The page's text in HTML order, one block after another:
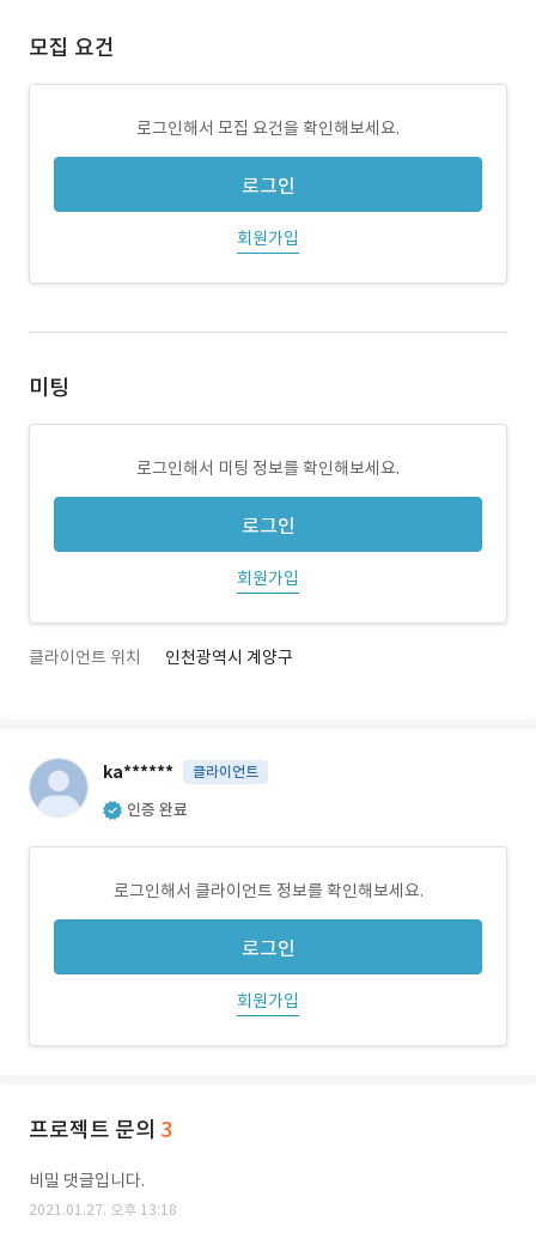
모집 요건
로그인해서 모집 요건을 확인해보세요.
로그인
회원가입
미팅
로그인해서 미팅 정보를 확인해보세요.
로그인
회원가입
클라이언트 위치 인천광역시 계양구
ka****** 클라이언트
인증 완료
로그인해서 클라이언트 정보를 확인해보세요.
로그인
회원가입
프로젝트 문의 3
비밀 댓글입니다.
2021.01.27. 오후 13:18